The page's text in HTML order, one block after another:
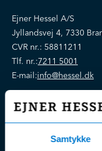
Samtykke
Ejner Hessel A/S
Jyllandsvej 4, 7330
CVR nr.: 58811211
Tlf. nr.:7211 5001
E-mail:info@hessel.dk
Åbningstider
Man - Fre:
07.30 -